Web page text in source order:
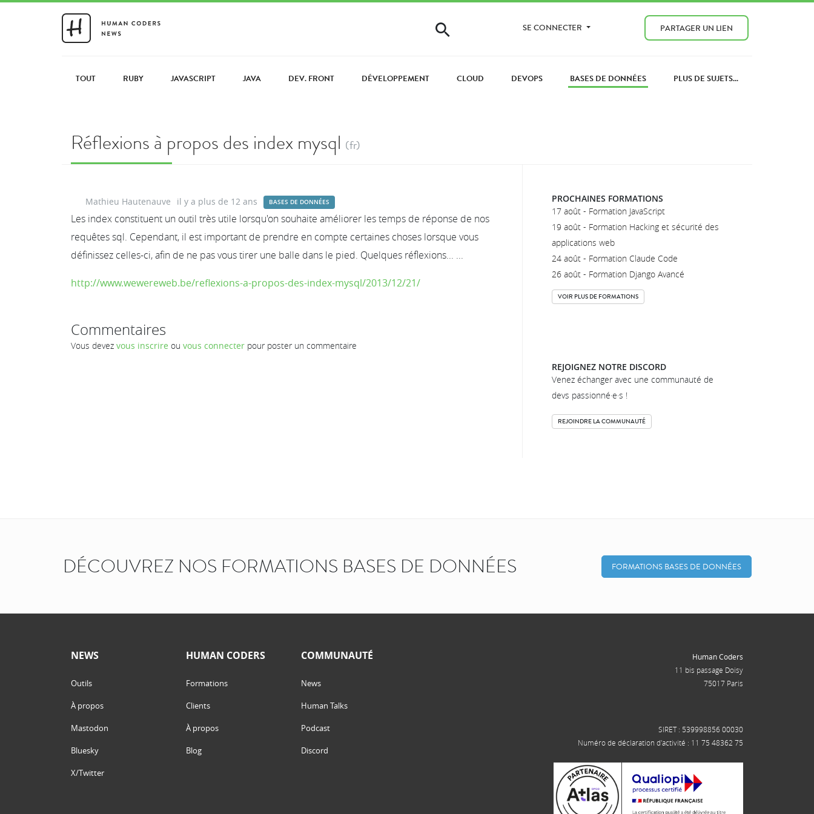
SE CONNECTER PARTAGER UN LIEN
TOUT RUBY JAVASCRIPT JAVA DEV. FRONT DÉVELOPPEMENT CLOUD DEVOPS BASES DE DONNÉES PLUS DE SUJETS...
Réflexions à propos des index mysql (fr)
Mathieu Hautenauve il y a plus de 12 ans BASES DE DONNÉES
Les index constituent un outil très utile lorsqu'on souhaite améliorer les temps de réponse de nos
requêtes sql. Cependant, il est important de prendre en compte certaines choses lorsque vous
définissez celles-ci, afin de ne pas vous tirer une balle dans le pied. Quelques réflexions... ...
http://www.wewereweb.be/reflexions-a-propos-des-index-mysql/2013/12/21/
Commentaires
Vous devez vous inscrire ou vous connecter pour poster un commentaire
PROCHAINES FORMATIONS
17 août - Formation JavaScript
19 août - Formation Hacking et sécurité des
applications web
24 août - Formation Claude Code
26 août - Formation Django Avancé
VOIR PLUS DE FORMATIONS
REJOIGNEZ NOTRE DISCORD
Venez échanger avec une communauté de
devs passionné·e·s !
REJOINDRE LA COMMUNAUTÉ
DÉCOUVREZ NOS FORMATIONS BASES DE DONNÉES FORMATIONS BASES DE DONNÉES
NEWS
Outils
À propos
Mastodon
Bluesky
X/Twitter
HUMAN CODERS
Formations
Clients
À propos
Blog
COMMUNAUTÉ
News
Human Talks
Podcast
Discord
Human Coders
11 bis passage Doisy
75017 Paris
SIRET : 539998856 00030
Numéro de déclaration d'activité : 11 75 48362 75